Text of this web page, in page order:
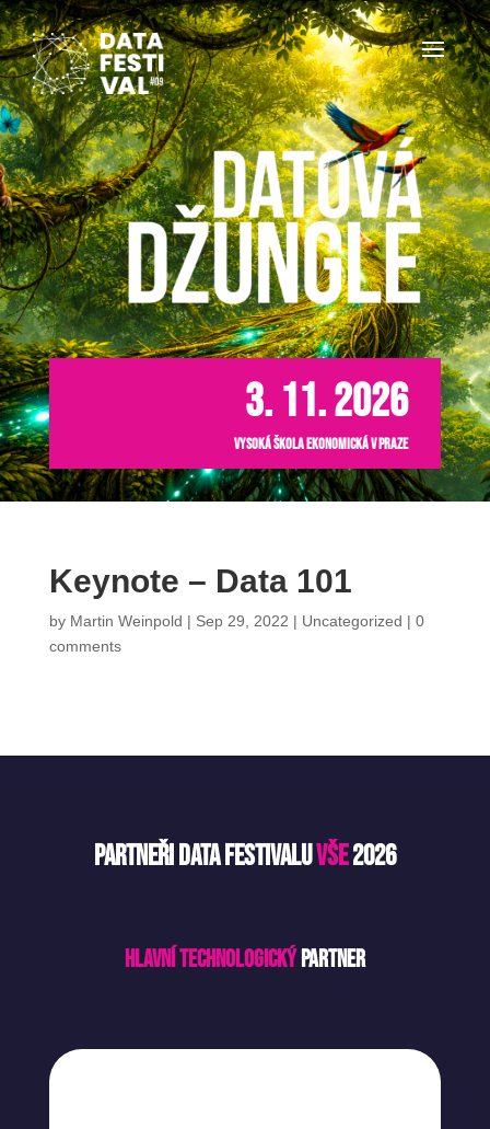
3. 11. 2026
Vysoká škola ekonomická v Praze
Keynote – Data 101
by Martin Weinpold | Sep 29, 2022 | Uncategorized | 0
comments
Partneři Data FestivaluVŠE2026
Hlavní technologickýpartner